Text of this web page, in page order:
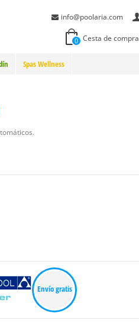
info@poolaria.com
0 Cesta de compra
Spas Wellness
Envío gratis